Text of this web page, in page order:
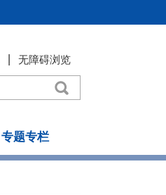
无障碍浏览
专题专栏